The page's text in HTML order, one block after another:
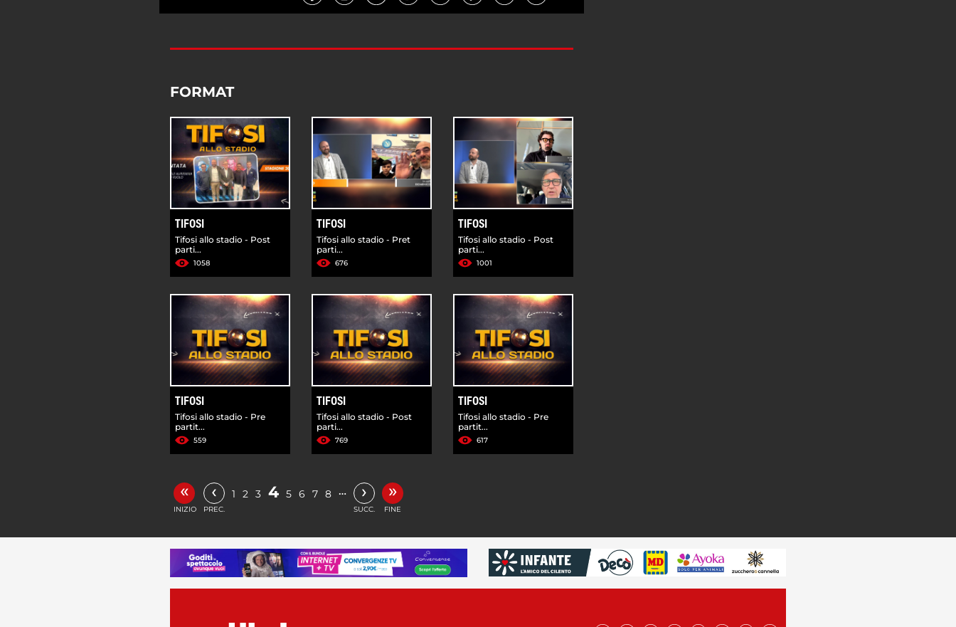
FORMAT
TIFOSI
Tifosi allo stadio - Post
parti...
1058
TIFOSI
Tifosi allo stadio - Pret
parti...
676
TIFOSI
Tifosi allo stadio - Post
parti...
1001
TIFOSI
Tifosi allo stadio - Pre
partit...
559
TIFOSI
Tifosi allo stadio - Post
parti...
769
TIFOSI
Tifosi allo stadio - Pre
partit...
617
«
INIZIO
‹
PREC.
1 2 3 4 5 6 7 8 … ›
SUCC.
»
FINE